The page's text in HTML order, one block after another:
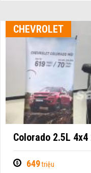
CHEVROLET
Colorado 2.5L
649triệu